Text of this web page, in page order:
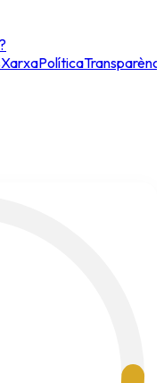
XarxaPolítica